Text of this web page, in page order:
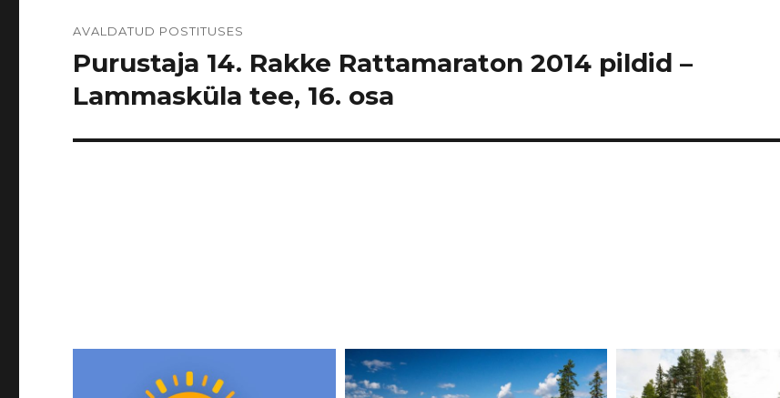
AVALDATUD POSTITUSES
Purustaja 14. Rakke Rattamaraton 2014 pildid –
Lammasküla tee, 16. osa